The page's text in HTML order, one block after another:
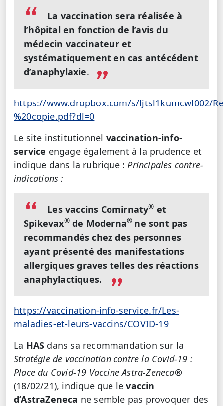
La vaccination sera réalisée à
l’hôpital en fonction de l’avis du
médecin vaccinateur et
systématiquement en cas antécédent
d’anaphylaxie.
https://www.dropbox.com/s/ljtsl1kumcwl002/
%20copie.pdf?dl=0
Le site institutionnel vaccination-info-
service engage également à la prudence et
indique dans la rubrique :Principales contre-
indications :
Les vaccins Comirnaty® et
Spikevax®de Moderna® ne sont pas
recommandés chez des personnes
ayant présenté des manifestations
allergiques graves telles des réactions
anaphylactiques.
https://vaccination-info-service.fr/Les-
maladies-et-leurs-vaccins/COVID-19
La HAS dans sa recommandation sur la
Stratégie de vaccination contre la Covid-19 :
Place du Covid-19 Vaccine Astra-Zeneca®
(18/02/21), indique que levaccin
d’AstraZeneca ne semble pas provoquer des